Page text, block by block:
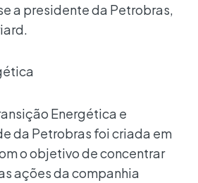
a presidente da Petrobras,
Energética e
da Petrobras foi criada em
o objetivo de concentrar
ações da companhia